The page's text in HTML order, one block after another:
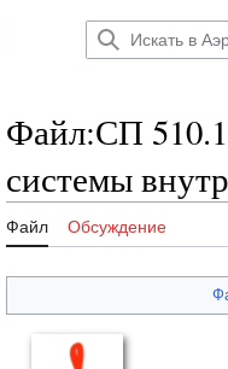
Файл:СП
системы
Файл Обсуждение